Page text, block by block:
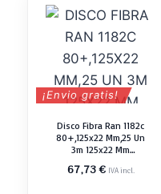
¡Envio gratis!
Disco Fibra Ran 1182c
80+,125x22 Mm,25 Un
3m 125x22 Mm
67,73€ IVA incl.